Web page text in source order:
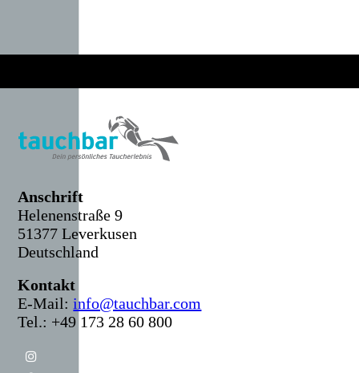
Anschrift
Helenenstraße 9
51377 Leverkusen
Deutschland
Kontakt
E-Mail:info@tauchbar.com
Tel.: +49 173 28 60 800